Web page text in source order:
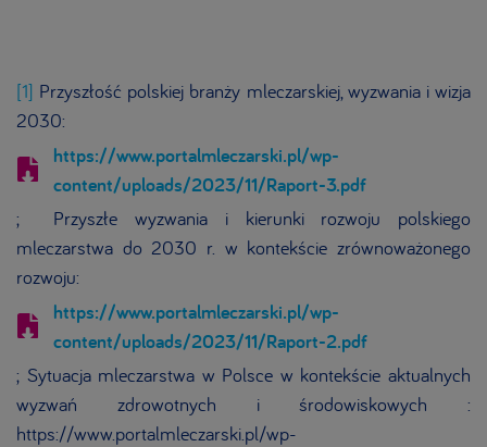
[1] Przyszłość polskiej branży mleczarskiej, wyzwania i wizja
2030:
https://www.portalmleczarski.pl/wp-
content/uploads/2023/11/Raport-3.pdf
; Przyszłe wyzwania i kierunki rozwoju polskiego
mleczarstwa do 2030 r. w kontekście zrównoważonego
rozwoju:
https://www.portalmleczarski.pl/wp-
content/uploads/2023/11/Raport-2.pdf
; Sytuacja mleczarstwa w Polsce w kontekście aktualnych
wyzwań zdrowotnych i środowiskowych :
https://www.portalmleczarski.pl/wp-